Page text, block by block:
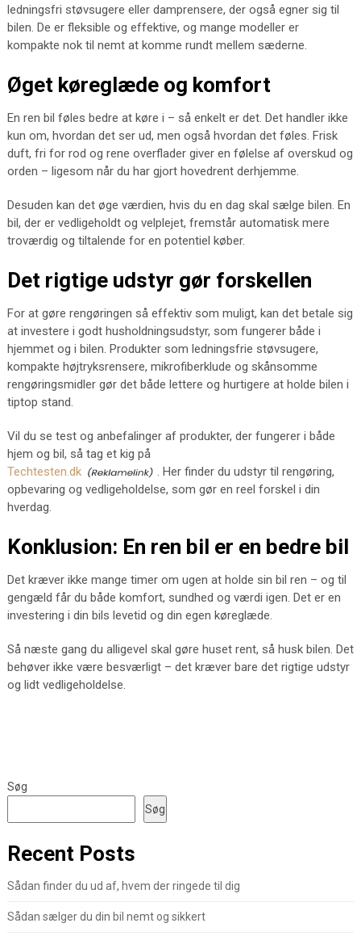
ledningsfri støvsugere eller damprensere, der også egner sig til
bilen. De er fleksible og effektive, og mange modeller er
kompakte nok til nemt at komme rundt mellem sæderne.
Øget køreglæde og komfort
En ren bil føles bedre at køre i – så enkelt er det. Det handler ikke
kun om, hvordan det ser ud, men også hvordan det føles. Frisk
duft, fri for rod og rene overflader giver en følelse af overskud og
orden – ligesom når du har gjort hovedrent derhjemme.
Desuden kan det øge værdien, hvis du en dag skal sælge bilen. En
bil, der er vedligeholdt og velplejet, fremstår automatisk mere
troværdig og tiltalende for en potentiel køber.
Det rigtige udstyr gør forskellen
For at gøre rengøringen så effektiv som muligt, kan det betale sig
at investere i godt husholdningsudstyr, som fungerer både i
hjemmet og i bilen. Produkter som ledningsfrie støvsugere,
kompakte højtryksrensere, mikrofiberklude og skånsomme
rengøringsmidler gør det både lettere og hurtigere at holde bilen i
tiptop stand.
Vil du se test og anbefalinger af produkter, der fungerer i både
hjem og bil, så tag et kig på
Techtesten.dk
. Her finder du udstyr til rengøring,
opbevaring og vedligeholdelse, som gør en reel forskel i din
hverdag.
Konklusion: En ren bil er en bedre bil
Det kræver ikke mange timer om ugen at holde sin bil ren – og til
gengæld får du både komfort, sundhed og værdi igen. Det er en
investering i din bils levetid og din egen køreglæde.
Så næste gang du alligevel skal gøre huset rent, så husk bilen. Det
behøver ikke være besværligt – det kræver bare det rigtige udstyr
og lidt vedligeholdelse.
Søg
Søg
Recent Posts
Sådan finder du ud af, hvem der ringede til dig
Sådan sælger du din bil nemt og sikkert